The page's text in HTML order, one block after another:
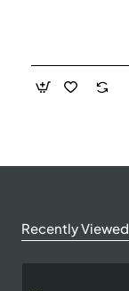
Recently Viewed